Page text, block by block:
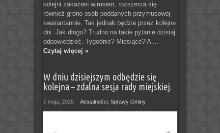
kolejni zakażeni wirusem, rozszerza się
również grono osób poddanych przymusowej
kwarantannie. Tak jednak będzie przez kolejne
dni. Jak długo? Trudno na takie pytanie dzisiaj
odpowiedzieć. Tygodnie? Miesiące? A ...
Czytaj więcej »
W dniu dzisiejszym odbędzie się
kolejna – zdalna sesja rady miejskiej.
7 maja, 2020 Aktualności, Sprawy Gminy